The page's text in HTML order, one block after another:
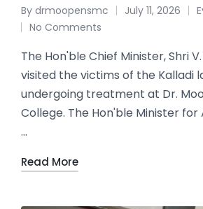
By drmoopensmc July 11, 2026
No Comments
The Hon'ble Chief Minister, Shri
visited the victims of the Kalladi
undergoing treatment at Dr.
College. The Hon'ble Minister for
…
Read More